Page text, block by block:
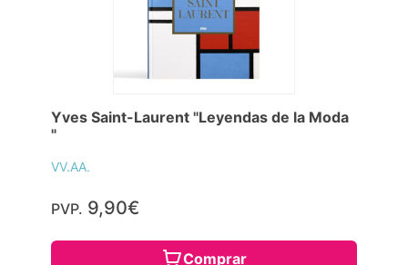
Yves Saint-Laurent "Leyendas de la Moda
"
VV.AA.
PVP. 9,90€
Comprar